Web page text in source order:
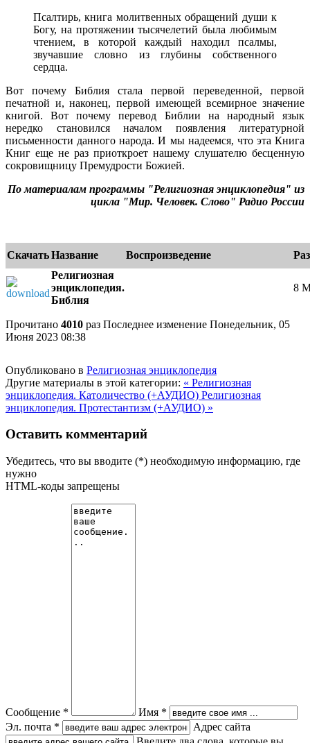
Псалтирь, книга молитвенных обращений души к
Богу, на протяжении тысячелетий была любимым
чтением, в которой каждый находил псалмы,
звучавшие словно из глубины собственного
сердца.
Вот почему Библия стала первой переведенной, первой
печатной и, наконец, первой имеющей всемирное значение
книгой. Вот почему перевод Библии на народный язык
нередко становился началом появления литературной
письменности данного народа. И мы надеемся, что эта Книга
Книг еще не раз приоткроет нашему слушателю бесценную
сокровищницу Премудрости Божией.
По материалам программы "Религиозная энциклопедия" из
цикла "Мир. Человек. Слово" Радио России
СкачатьНазвание Воспроизведение
Религиозная
энциклопедия.
Библия
8
Прочитано 4010 раз Последнее изменение Понедельник, 05
Июня 2023 08:38
Опубликовано в Религиозная энциклопедия
Другие материалы в этой категории: « Религиозная
энциклопедия. Католичество (+АУДИО) Религиозная
энциклопедия. Протестантизм (+АУДИО) »
Оставить комментарий
Убедитесь, что вы вводите (*) необходимую информацию, где
нужно
HTML-коды запрещены
Сообщение *
Имя *
Эл. почта *
Адрес сайта